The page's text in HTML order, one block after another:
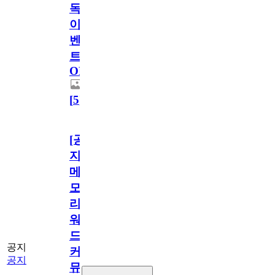
독
이
벤
트
OPEN!
[5]
공지
공지
[공
지]
메
모
리
워
드
커
뮤